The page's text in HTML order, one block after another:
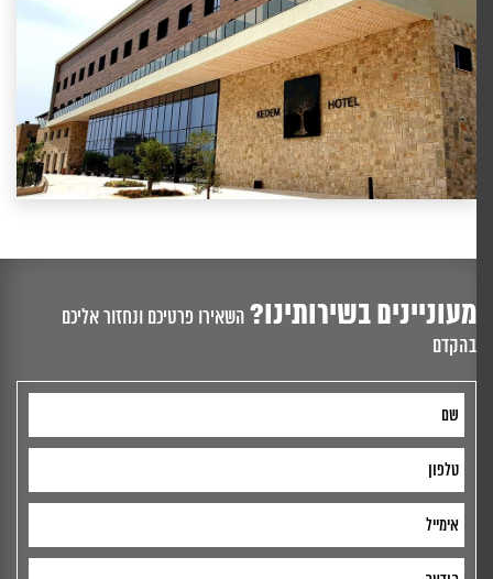
מעוניינים בשירותינו?השאירו פרטיכם ונחזור אליכם
בהקדם